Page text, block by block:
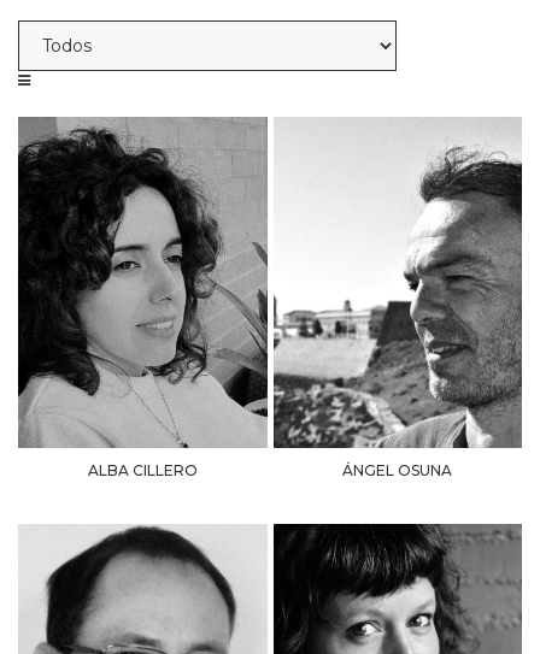
ALBA CILLERO ÁNGEL OSUNA